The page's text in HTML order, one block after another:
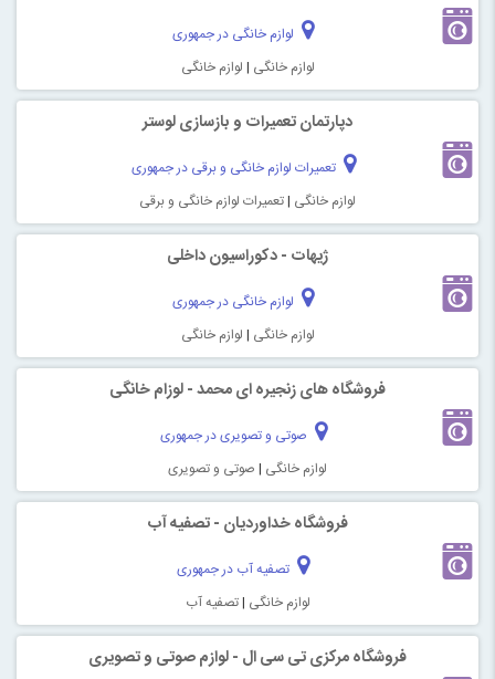
لوازم خانگی در جمهوری
لوازم خانگی | لوازم خانگی
دپارتمان تعمیرات و بازسازی لوستر
تعمیرات لوازم خانگی و برقی در جمهوری
لوازم خانگی |تعمیرات لوازم خانگی و برقی
ژیهات - دکوراسیون داخلی
لوازم خانگی در جمهوری
لوازم خانگی | لوازم خانگی
فروشگاه های زنجیره ای محمد - لوزام خانگی
صوتی و تصویری در جمهوری
لوازم خانگی | صوتی و تصویری
فروشگاه خداوردیان - تصفیه آب
تصفیه آب در جمهوری
لوازم خانگی |تصفیه آب
فروشگاه مرکزی تی سی ال - لوازم صوتی و تصویری